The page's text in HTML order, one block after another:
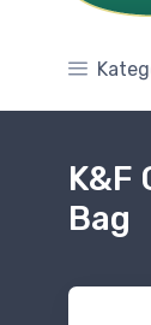
K&F
Bag